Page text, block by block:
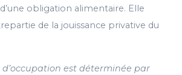
obligation alimentaire. Elle
de la jouissance privative du
d’occupation est déterminée par